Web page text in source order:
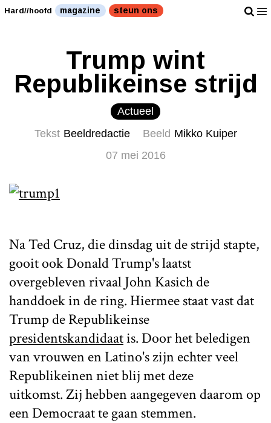
Hard//hoofd magazine steun ons
Trump wint
Republikeinse strijd
Actueel
Tekst Beeldredactie Beeld Mikko Kuiper
07 mei 2016
Na Ted Cruz, die dinsdag uit de strijd stapte,
gooit ook Donald Trump's laatst
overgebleven rivaal John Kasich de
handdoek in de ring. Hiermee staat vast dat
Trump de Republikeinse
presidentskandidaatis. Door het beledigen
van vrouwen en Latino's zijn echter veel
Republikeinen niet blij met deze
uitkomst. Zij hebben aangegeven daarom op
een Democraat te gaan stemmen.